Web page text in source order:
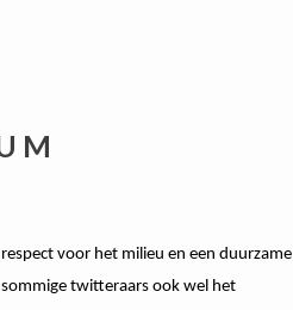
voor het milieu en een duurzame
twitteraars ook wel het